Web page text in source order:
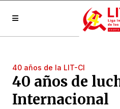
40 años de la LIT-CI
40 años de
Internacional